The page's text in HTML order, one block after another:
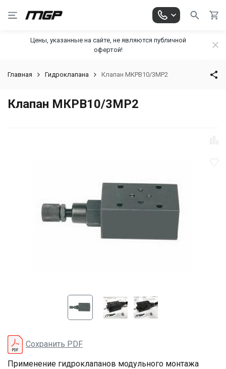
Цены, указанные на сайте, не являются публичной
офертой!
Главная Гидроклапана Клапан МКРВ10/3МР2
Клапан МКРВ10/3МР2
Сохранить PDF
Применение гидроклапанов модульного монтажа